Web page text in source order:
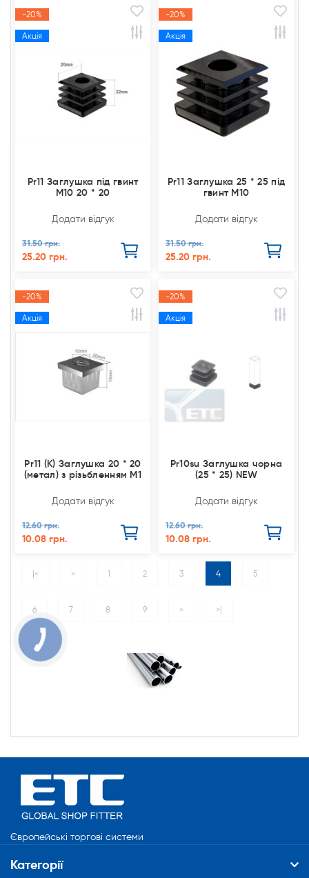
-20%
Акція
Pr11 Заглушка під гвинт
М10 20 * 20
Додати відгук
31.50 грн.
25.20 грн.
-20%
Акція
Pr11 Заглушка 25 * 25 під
гвинт М10
Додати відгук
31.50 грн.
25.20 грн.
-20%
Акція
Pr11 (К) Заглушка 20 * 20
(метал) з різьбленням М1
Додати відгук
12.60 грн.
10.08 грн.
-20%
Акція
Pr10su Заглушка чорна
(25 * 25) NEW
Додати відгук
12.60 грн.
10.08 грн.
|< < 1 2 3 4 5
6 7 8 9 > >|
Європейські торгові системи
Категорії